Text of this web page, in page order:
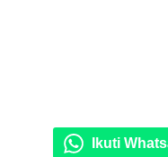
Ikuti